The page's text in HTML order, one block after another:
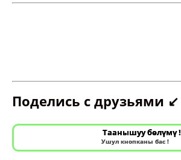
Поделись с друзьями ↙️
Таанышуу бөлүмү !
Ушул кнопканы бас !